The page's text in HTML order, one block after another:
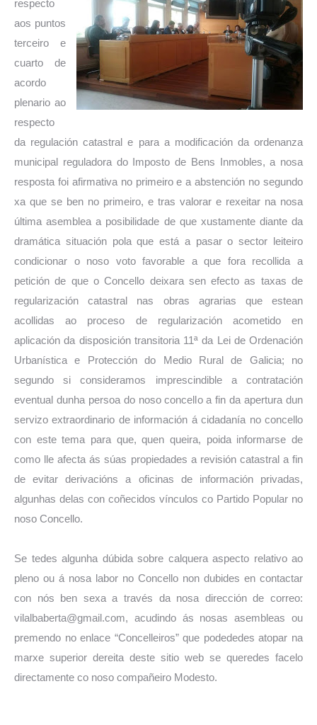
respecto
aos puntos
terceiro e
cuarto de
acordo
plenario ao
respecto
da regulación catastral e para a modificación da ordenanza
municipal reguladora do Imposto de Bens Inmobles, a nosa
resposta foi afirmativa no primeiro e a abstención no segundo
xa que se ben no primeiro, e tras valorar e rexeitar na nosa
última asemblea a posibilidade de que xustamente diante da
dramática situación pola que está a pasar o sector leiteiro
condicionar o noso voto favorable a que fora recollida a
petición de que o Concello deixara sen efecto as taxas de
regularización catastral nas obras agrarias que estean
acollidas ao proceso de regularización acometido en
aplicación da disposición transitoria 11ª da Lei de Ordenación
Urbanística e Protección do Medio Rural de Galicia; no
segundo si consideramos imprescindible a contratación
eventual dunha persoa do noso concello a fin da apertura dun
servizo extraordinario de información á cidadanía no concello
con este tema para que, quen queira, poida informarse de
como lle afecta ás súas propiedades a revisión catastral a fin
de evitar derivacións a oficinas de información privadas,
algunhas delas con coñecidos vínculos co Partido Popular no
noso Concello.
Se tedes algunha dúbida sobre calquera aspecto relativo ao
pleno ou á nosa labor no Concello non dubides en contactar
con nós ben sexa a través da nosa dirección de correo:
vilalbaberta@gmail.com, acudindo ás nosas asembleas ou
premendo no enlace “Concelleiros” que podededes atopar na
marxe superior dereita deste sitio web se queredes facelo
directamente co noso compañeiro Modesto.